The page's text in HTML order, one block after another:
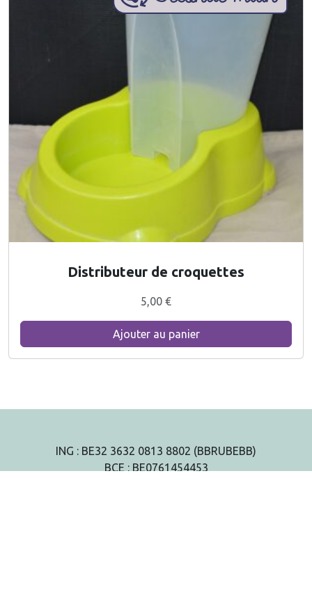
Distributeur de croquettes
5,00 €
Ajouter au panier
ING : BE32 3632 0813 8802 (BBRUBEBB)
BCE : BE0761454453